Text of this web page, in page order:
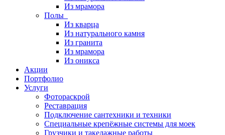
Из мрамора
Полы
Из кварца
Из натурального камня
Из гранита
Из мрамора
Из оникса
Акции
Портфолио
Услуги
Фотораскрой
Реставрация
Подключение сантехники и техники
Специальные крепёжные системы для моек
Грузчики и такелажные работы